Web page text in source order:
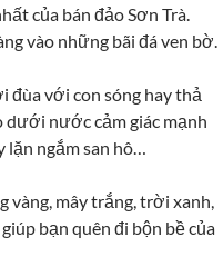
của bán đảo Sơn Trà.
vào những bãi đá ven bờ.
đùa với con sóng hay thả
nước cảm giác mạnh
ngắm san hô…
vàng, mây trắng, trời xanh,
bạn quên đi bộn bề của